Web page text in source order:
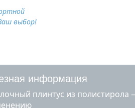
выбор!
информация
плинтус из полистирола